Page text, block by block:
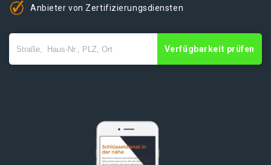
Anbieter von Zertifizierungsdiensten
Verfügbarkeit prüfen